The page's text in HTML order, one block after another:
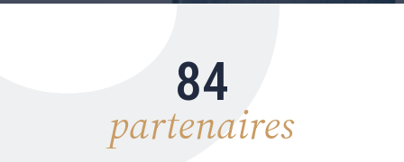
84
partenaires